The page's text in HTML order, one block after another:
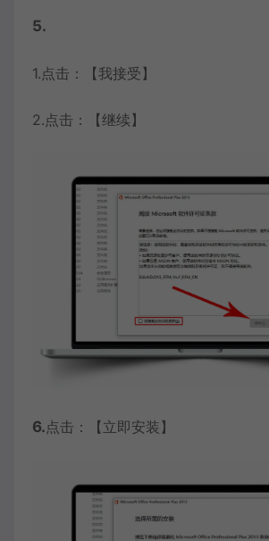
5.
1.点击：【我接受】
2.点击：【继续】
6.点击：【立即安装】